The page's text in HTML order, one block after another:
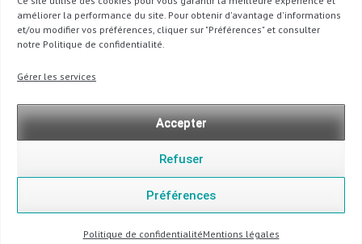
améliorer la performance du site. Pour obtenir d'avantage d'informations
et/ou modifier vos préférences, cliquer sur "Préférences" et consulter
notre Politique de confidentialité.
Gérer les services
Accepter
Refuser
Préférences
Politique de confidentialitéMentions légales
Follow @Sophie_ABDLRTweet to @Sophie_ABDLR
:
Copyright @ 2013-2026 Au Bout De La Route |Mentions légales